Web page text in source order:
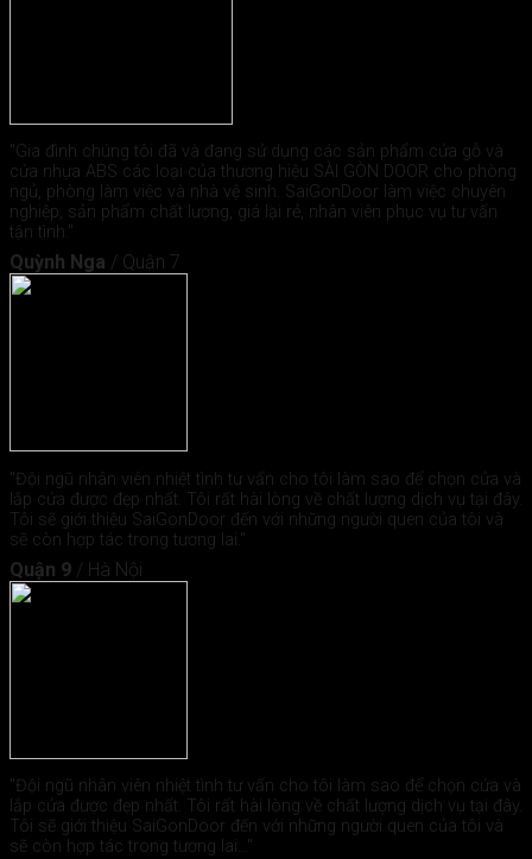
"Gia đình chúng tôi đã và đang sử dụng các sản phẩm cửa gỗ và
cửa nhựa ABS các loại của thương hiệu SÀI GÒN DOOR cho phòng
ngủ, phòng làm việc và nhà vệ sinh. SaiGonDoor làm việc chuyên
nghiệp, sản phẩm chất lượng, giá lại rẻ, nhân viên phục vụ tư vấn
tận tình."
Quỳnh Nga / Quận 7
"Đội ngũ nhân viên nhiệt tình tư vấn cho tôi làm sao để chọn cửa và
lắp cửa được đẹp nhất. Tôi rất hài lòng về chất lượng dịch vụ tại đây.
Tôi sẽ giới thiệu SaiGonDoor đến với những người quen của tôi và
sẽ còn hợp tác trong tương lai."
Quận 9 / Hà Nội
"Đội ngũ nhân viên nhiệt tình tư vấn cho tôi làm sao để chọn cửa và
lắp cửa được đẹp nhất. Tôi rất hài lòng về chất lượng dịch vụ tại đây.
Tôi sẽ giới thiệu SaiGonDoor đến với những người quen của tôi và
sẽ còn hợp tác trong tương lai..."